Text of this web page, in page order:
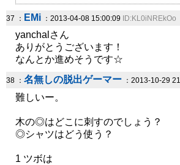
37 ： EMi ：2013-04-08 15:00:09 ID:KL0iNREkOo
yanchalさん
ありがとうございます！
なんとか進めそうです☆
38 ： 名無しの脱出ゲーマー ：2013-10-29
難しいー。
木の◎はどこに刺すのでしょう？
◎シャツはどう使う？
1 ツボは